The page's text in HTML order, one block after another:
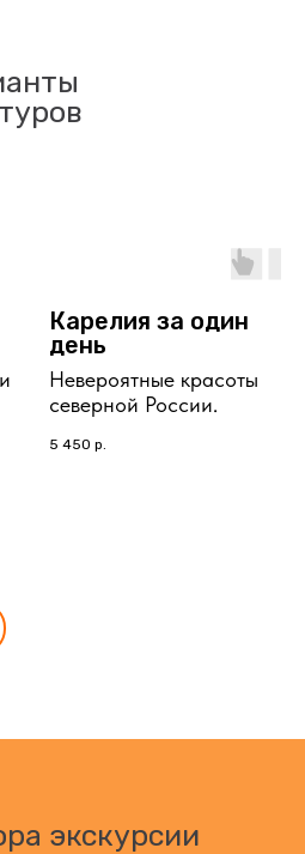
Карелия за один
день
Невероятные красоты
северной России.
5 450 р.
экскурсии